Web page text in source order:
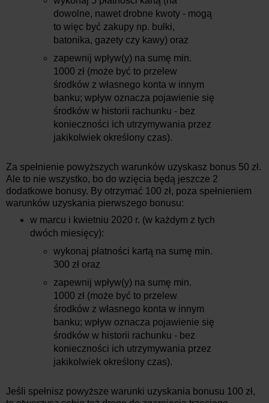
dowolne, nawet drobne kwoty - mogą
to więc być zakupy np. bułki,
batonika, gazety czy kawy) oraz
zapewnij wpływ(y) na sumę min.
1000 zł (może być to przelew
środków z własnego konta w innym
banku; wpływ oznacza pojawienie się
środków w historii rachunku - bez
konieczności ich utrzymywania przez
jakikolwiek określony czas).
Za spełnienie powyższych warunków uzyskasz bonus 50 zł.
Ale to nie wszystko, bo do wzięcia będą jeszcze 2
dodatkowe bonusy. By otrzymać 100 zł, poza spełnieniem
warunków uzyskania pierwszego bonusu:
w marcu i kwietniu 2020 r. (w każdym z tych
dwóch miesięcy):
wykonaj płatności kartą na sumę min.
300 zł oraz
zapewnij wpływ(y) na sumę min.
1000 zł (może być to przelew
środków z własnego konta w innym
banku; wpływ oznacza pojawienie się
środków w historii rachunku - bez
konieczności ich utrzymywania przez
jakikolwiek określony czas).
Jeśli spełnisz powyższe warunki uzyskania bonusu 100 zł,